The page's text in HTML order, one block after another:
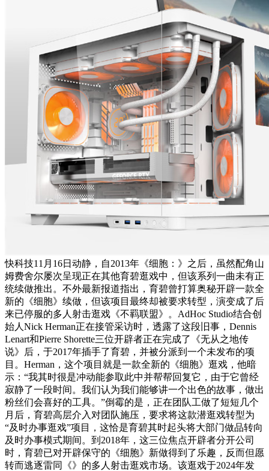
快科技11月16日动静，自2013年《细胞：》之后，虽然配角山
姆费舍尔屡次呈现正在其他育碧逛戏中，但该系列一曲未有正
统续做推出。不外最新报道指出，育碧曾打算奥秘开辟一款全
新的《细胞》续做，但该项目最终却被要求转型，演变成了后
来已停服的多人射击逛戏《不羁联盟》。AdHoc Studio结合创
始人Nick Herman正在接管采访时，透露了这段旧事，Dennis
Lenart和Pierre Shorette三位开辟者正在完成了《无从之地传
说》后，于2017年插手了育碧，并被分派到一个未发布的项
目。Herman，这个项目就是一款全新的《细胞》逛戏，他暗
示：“我其时很是冲动能参取此中并帮帮回复它，由于它曾经
寂静了一段时间。我们认为我们能够讲一个出色的故事，做出
粉丝们会喜好的工具。”倒霉的是，正在团队工做了短短几个
月后，育碧高层介入对团队施压，要求将这款潜逛戏转型为
“及时办事逛戏”项目，这恰是育碧其时起头将大部门做品转向
及时办事模式期间。到2018年，这三位焦点开辟者分开公司
时，育碧已对开辟保守的《细胞》新做得到了乐趣，反而但愿
转而逃逐雷同《》的多人射击逛戏市场。该逛戏于2024年发